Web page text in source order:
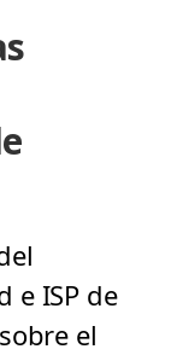
e ISP de
el